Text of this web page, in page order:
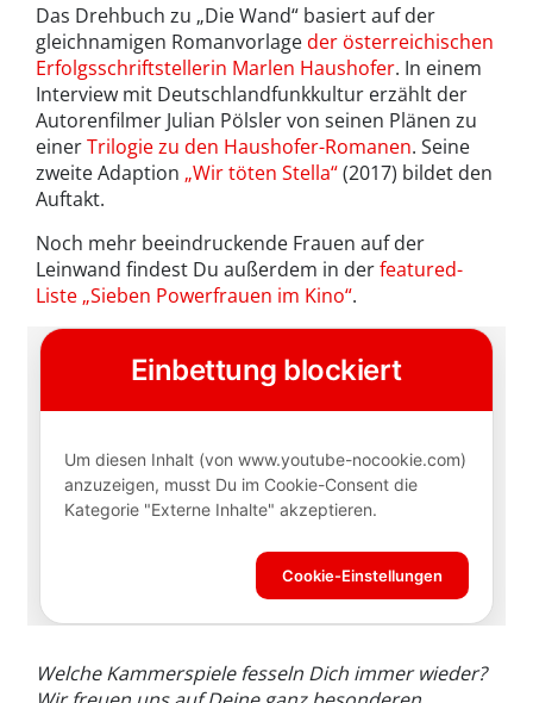
Das Drehbuch zu „Die Wand“ basiert auf der
gleichnamigen Romanvorlageder österreichischen
Erfolgsschriftstellerin Marlen Haushofer. In einem
Interview mit Deutschlandfunkkultur erzählt der
Autorenfilmer Julian Pölsler von seinen Plänen zu
einerTrilogie zu den Haushofer-Romanen. Seine
zweite Adaption „Wir töten Stella“(2017) bildet den
Auftakt.
Noch mehr beeindruckende Frauen auf der
Leinwand findest Du außerdem in derfeatured-
Liste „Sieben Powerfrauen im Kino“.
Welche Kammerspiele fesseln Dich immer wieder?